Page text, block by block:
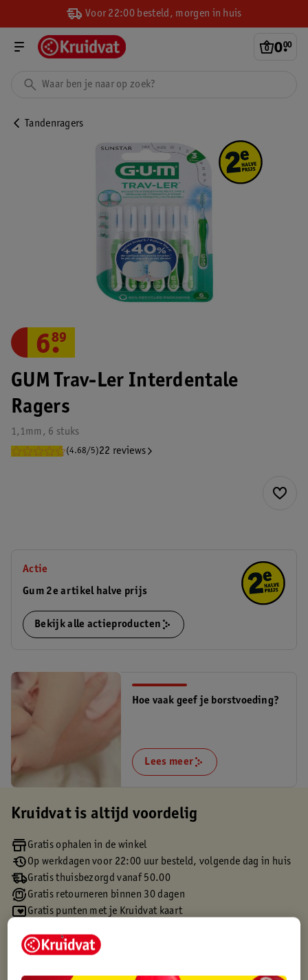
Voor 22:00 besteld, morgen in huis
0.
00
Tandenragers
GUM Trav-Ler Interdentale
Ragers
1,1mm, 6 stuks
(4.68/5)22 reviews
6.
89
Actie
Gum 2e artikel halve prijs
Bekijk alle actieproducten
Hoe vaak geef je borstvoeding?
Lees meer
Kruidvat is altijd voordelig
Gratis ophalen in de winkel
Op werkdagen voor 22:00 uur besteld, volgende dag in huis
Gratis thuisbezorgd vanaf 50.00
Gratis retourneren binnen 30 dagen
Gratis punten met je Kruidvat kaart